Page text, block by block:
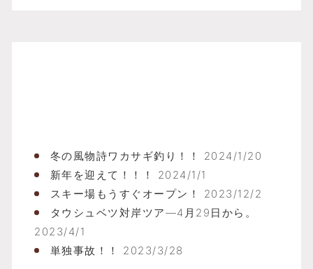
冬の風物詩ワカサギ釣り！！
2024/1/20
新年を迎えて！！！
2024/1/1
スキー場もうすぐオープン！
2023/12/2
タウシュベツ対岸ツア―4月29日から。
2023/4/1
単独事故！！
2023/3/28